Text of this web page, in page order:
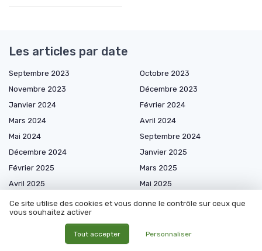
Les articles par date
Septembre 2023
Octobre 2023
Novembre 2023
Décembre 2023
Janvier 2024
Février 2024
Mars 2024
Avril 2024
Mai 2024
Septembre 2024
Décembre 2024
Janvier 2025
Février 2025
Mars 2025
Avril 2025
Mai 2025
Juin 2025
Juillet 2025
Août 2025
Novembre 2025
Décembre 2025
Ce site utilise des cookies et vous donne le contrôle sur ceux que
vous souhaitez activer
Tout accepter Personnaliser